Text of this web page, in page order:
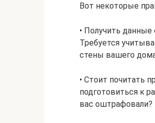
Вот некоторые
• Получить данные
Требуется
стены вашего
• Стоит почитать
подготовиться к
вас оштрафовали?